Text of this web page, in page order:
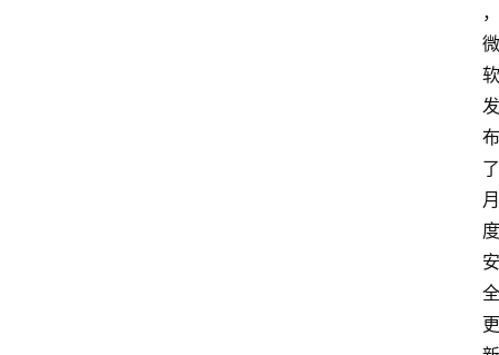
，
微
软
发
布
了
月
度
安
全
更